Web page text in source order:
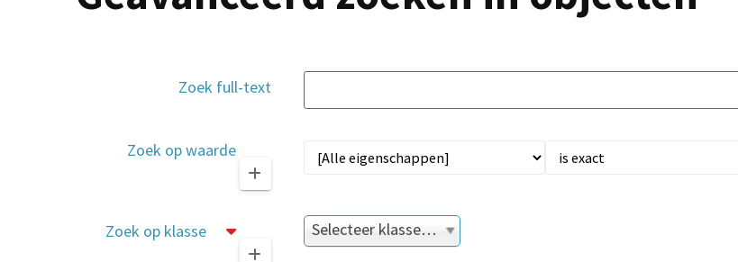
Zoek full-text
Zoek op waarde
Zoek op klasse Selecteer klasse…